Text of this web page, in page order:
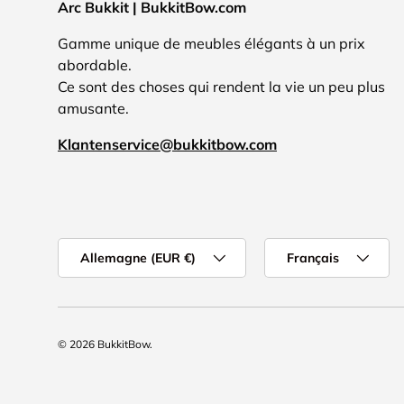
Arc Bukkit | BukkitBow.com
Gamme unique de meubles élégants à un prix
abordable.
Ce sont des choses qui rendent la vie un peu plus
amusante.
Klantenservice@bukkitbow.com
Allemagne (EUR €) Français
© 2026 BukkitBow.